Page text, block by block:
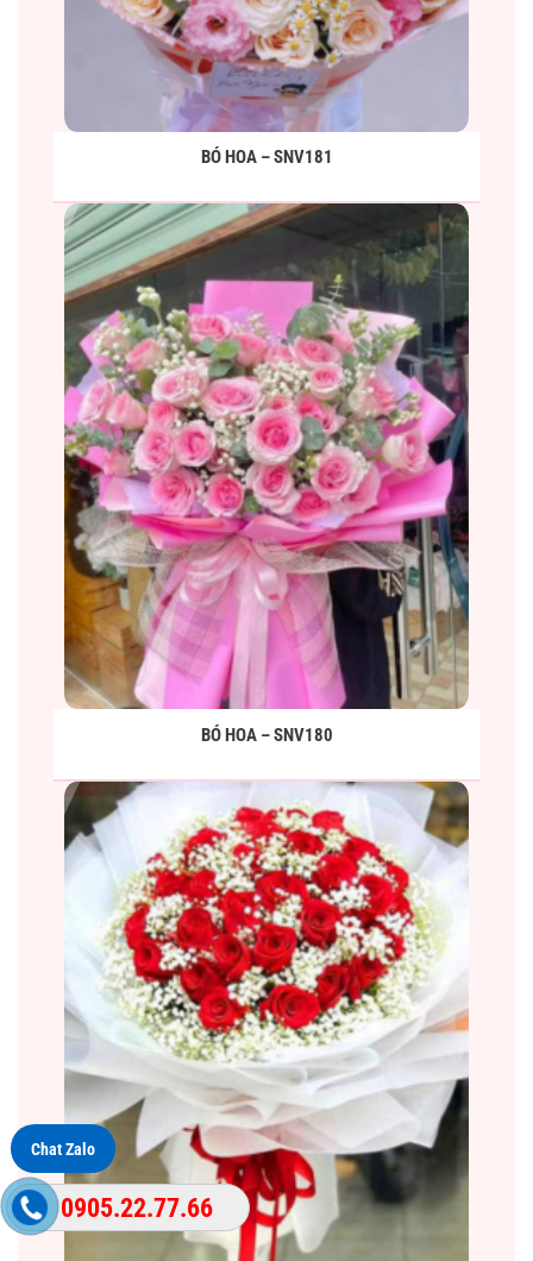
BÓ HOA – SNV181
BÓ HOA – SNV180
Chat Zalo
0905.22.77.66